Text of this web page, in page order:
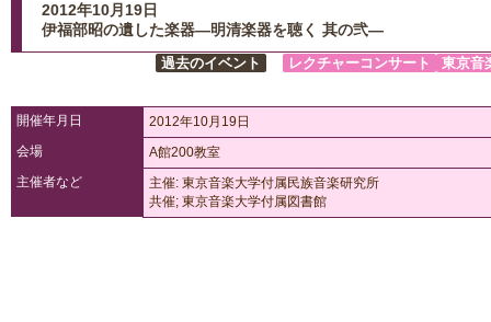
2012年10月19日
伊福部昭の遺した楽器―明清楽器を聴く 其の弐―
過去のイベント レクチャーコンサート 東京音
開催年月日
2012年10月19日
会場
A館200教室
主催者など
主催: 東京音楽大学付属民族音楽研究所
共催; 東京音楽大学付属図書館